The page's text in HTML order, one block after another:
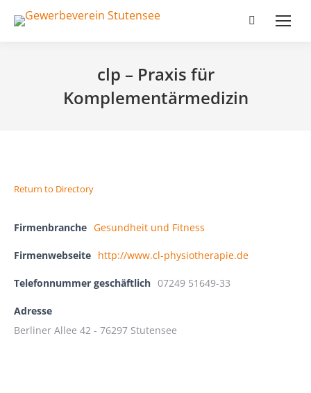
Search:
clp – Praxis für
Komplementärmedizin
Return to Directory
Firmenbranche Gesundheit und Fitness
Firmenwebseite http://www.cl-physiotherapie.de
Telefonnummer geschäftlich 07249 51649-33
Adresse
Berliner Allee 42 - 76297 Stutensee